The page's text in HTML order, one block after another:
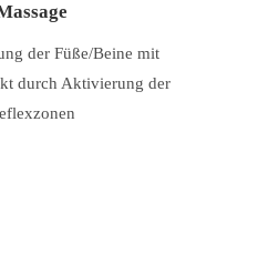
der Füße/Beine mit
durch Aktivierung der